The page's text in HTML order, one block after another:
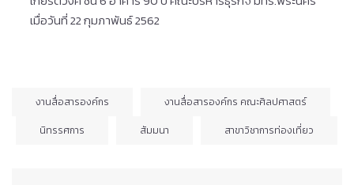
เมื่อวันที่ 22 กุมภาพันธ์​ 2562
งานสื่อสารองค์กร
งานสื่อสารองค์กร คณะศิลปศาสตร์
นิทรรศการ
สัมมนา สาขาวิชาการท่องเที่ยว